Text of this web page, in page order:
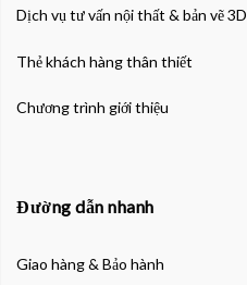
Dịch vụ tư vấn nội thất & bản vẽ 3D
Thẻ khách hàng thân thiết
Chương trình giới thiệu
Đường dẫn nhanh
Giao hàng & Bảo hành